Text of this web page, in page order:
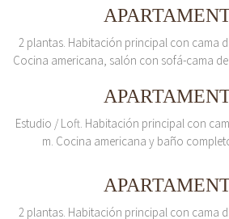
2 plantas. Habitación principal con cama
Cocina americana, salón con sofá-cama
Estudio / Loft. Habitación principal con
m. Cocina americana y baño
2 plantas. Habitación principal con cama